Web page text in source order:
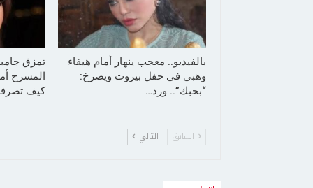
بالفيديو.. معجب ينهار أمام هيفاء
وهبي في حفل بيروت ويصرخ:
“بحبك”.. ورد…
تمزق
المسرح
كيف
السابق التالي